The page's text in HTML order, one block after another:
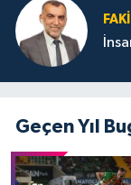
Geçen Yıl